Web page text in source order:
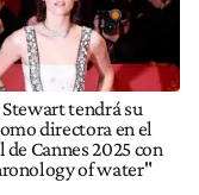
tendrá su
directora en el
de Cannes 2025 con
of water"